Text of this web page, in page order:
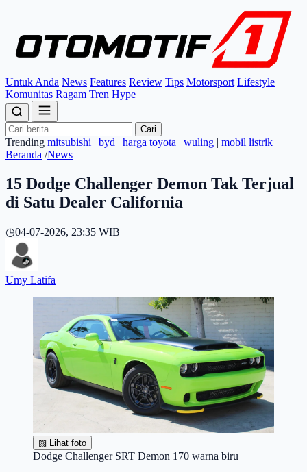
Untuk Anda News Features Review Tips Motorsport Lifestyle
Komunitas Ragam Tren Hype
Cari
Trending mitsubishi | byd | harga toyota | wuling | mobil listrik
Beranda /News
15 Dodge Challenger Demon Tak Terjual
di Satu Dealer California
◷04-07-2026, 23:35 WIB
Umy Latifa
▧ Lihat foto
Dodge Challenger SRT Demon 170 warna biru